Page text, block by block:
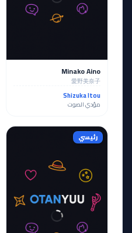
Minako Aino
愛野美奈子
Shizuka Itou
مؤدي الصوت
رئيسي